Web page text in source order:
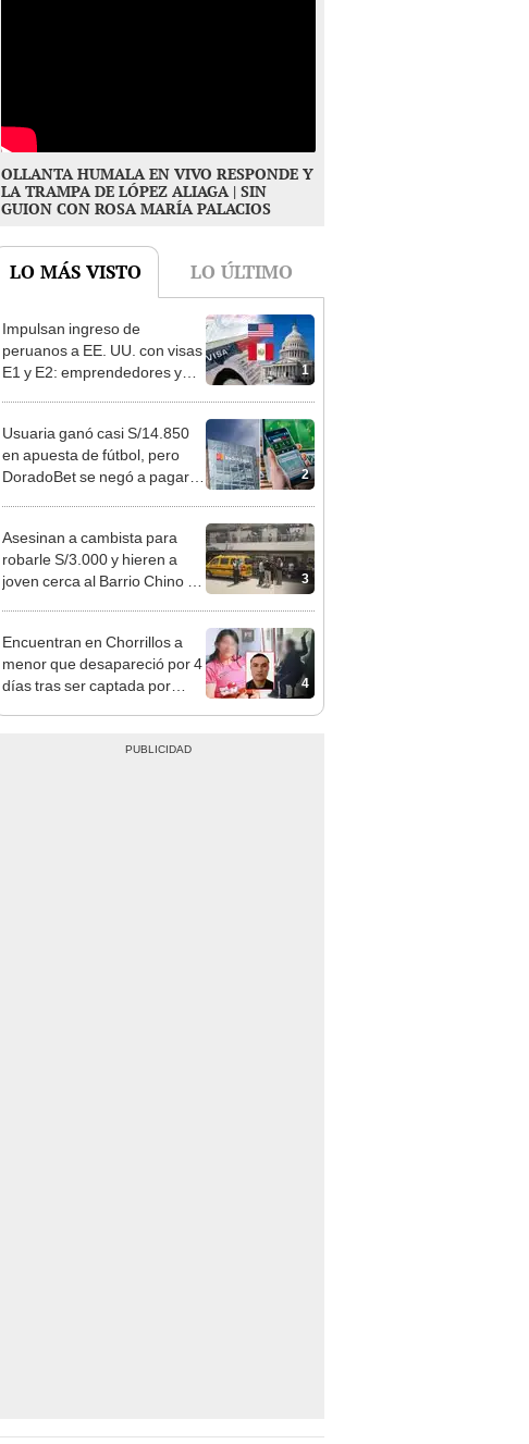
OLLANTA HUMALA EN VIVO RESPONDE Y
LA TRAMPA DE LÓPEZ ALIAGA | SIN
GUION CON ROSA MARÍA PALACIOS
LO MÁS VISTO LO ÚLTIMO
1
Impulsan ingreso de
peruanos a EE. UU. con visas
E1 y E2: emprendedores y
2
Usuaria ganó casi S/14.850
en apuesta de fútbol, pero
DoradoBet se negó a pagar:
3
Asesinan a cambista para
robarle S/3.000 y hieren a
joven cerca al Barrio Chino en
4
Encuentran en Chorrillos a
menor que desapareció por 4
días tras ser captada por